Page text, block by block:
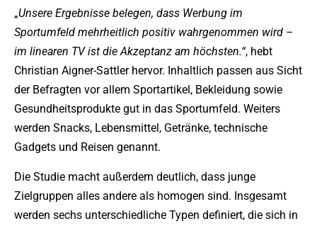
„Unsere Ergebnisse belegen, dass Werbung im
Sportumfeld mehrheitlich positiv wahrgenommen wird –
im linearen TV ist die Akzeptanz am höchsten.“, hebt
Christian Aigner-Sattler hervor. Inhaltlich passen aus Sicht
der Befragten vor allem Sportartikel, Bekleidung sowie
Gesundheitsprodukte gut in das Sportumfeld. Weiters
werden Snacks, Lebensmittel, Getränke, technische
Gadgets und Reisen genannt.
Die Studie macht außerdem deutlich, dass junge
Zielgruppen alles andere als homogen sind. Insgesamt
werden sechs unterschiedliche Typen definiert, die sich in